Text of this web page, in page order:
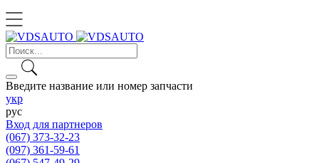
Введите название или номер запчасти
укр
рус
Вход для партнеров
(067) 373-32-23
(097) 361-59-61